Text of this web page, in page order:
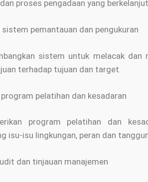
proses pengadaan yang
sistem pemantauan dan pengukuran
sistem untuk melacak dan
terhadap tujuan dan target.
pelatihan dan kesadaran
program pelatihan dan
isu-isu lingkungan, peran dan
dan tinjauan manajemen